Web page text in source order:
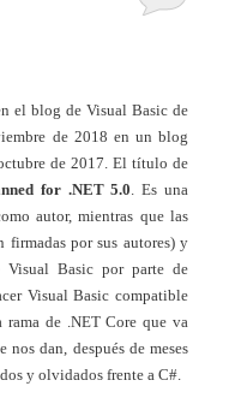
el blog de Visual Basic de
de 2018 en un blog
de 2017. El título de
for .NET 5.0 . Es una
autor, mientras que las
firmadas por sus autores) y
Visual Basic por parte de
Visual Basic compatible
de .NET Core que va
dan, después de meses
y olvidados frente a C#.